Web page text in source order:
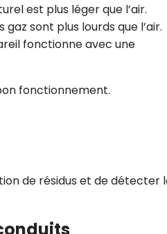
est plus léger que l’air.
sont plus lourds que l’air.
fonctionne avec une
fonctionnement.
de résidus et de détecter